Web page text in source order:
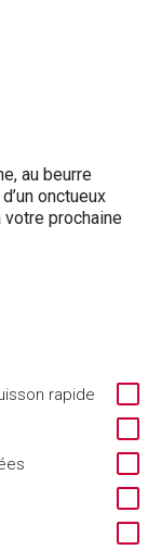
au beurre
onctueux
votre prochaine
rapide